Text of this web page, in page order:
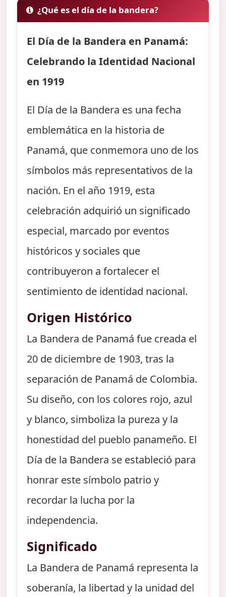
¿Qué es el día de la bandera?
El Día de la Bandera en Panamá:
Celebrando la Identidad Nacional
en 1919
El Día de la Bandera es una fecha
emblemática en la historia de
Panamá, que conmemora uno de los
símbolos más representativos de la
nación. En el año 1919, esta
celebración adquirió un significado
especial, marcado por eventos
históricos y sociales que
contribuyeron a fortalecer el
sentimiento de identidad nacional.
Origen Histórico
La Bandera de Panamá fue creada el
20 de diciembre de 1903, tras la
separación de Panamá de Colombia.
Su diseño, con los colores rojo, azul
y blanco, simboliza la pureza y la
honestidad del pueblo panameño. El
Día de la Bandera se estableció para
honrar este símbolo patrio y
recordar la lucha por la
independencia.
Significado
La Bandera de Panamá representa la
soberanía, la libertad y la unidad del